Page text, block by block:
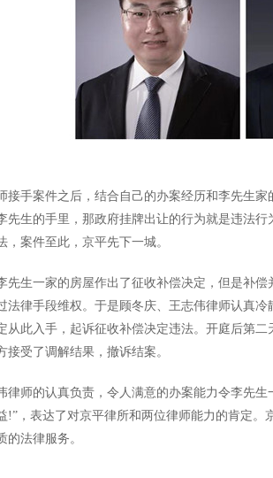
手案件之后，结合自己的办案经历和李先生家
先生的手里，那政府挂牌出让的行为就是违法
，案件至此，京平先下一城。
生一家的房屋作出了征收补偿决定，但是补偿
法律手段维权。于是顾冬庆、王志伟律师认真
从此入手，起诉征收补偿决定违法。开庭后第
受了调解结果，撤诉结案。
师的认真负责，令人满意的办案能力令李先生
!”，表达了对京平律所和两位律师能力的肯定
的法律服务。